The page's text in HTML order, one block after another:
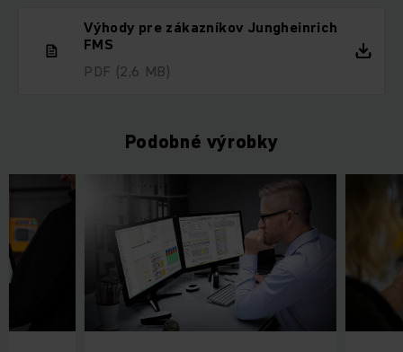
Výhody pre zákazníkov Jungheinrich
FMS
PDF (2,6 MB)
Podobné výrobky